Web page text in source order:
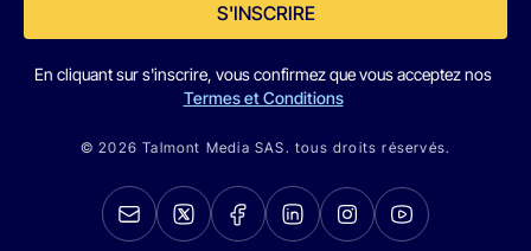
S'INSCRIRE
En cliquant sur s'inscrire, vous confirmez que vous acceptez nos
Termes et Conditions
© 2026 Talmont Media SAS. tous droits réservés.